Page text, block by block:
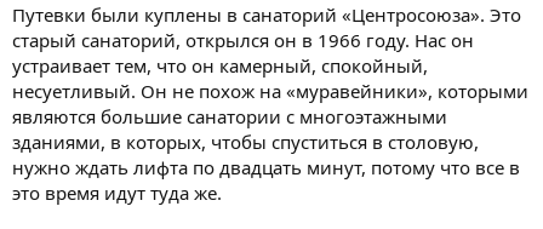
Путевки были куплены в санаторий «Центросоюза». Это
старый санаторий, открылся он в 1966 году. Нас он
устраивает тем, что он камерный, спокойный,
несуетливый. Он не похож на «муравейники», которыми
являются большие санатории с многоэтажными
зданиями, в которых, чтобы спуститься в столовую,
нужно ждать лифта по двадцать минут, потому что все в
это время идут туда же.